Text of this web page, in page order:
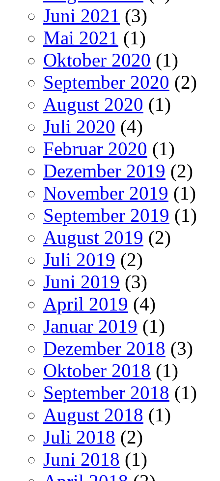
Juni 2021 (3)
Mai 2021 (1)
Oktober 2020 (1)
September 2020 (2)
August 2020 (1)
Juli 2020 (4)
Februar 2020 (1)
Dezember 2019 (2)
November 2019 (1)
September 2019 (1)
August 2019 (2)
Juli 2019 (2)
Juni 2019 (3)
April 2019 (4)
Januar 2019 (1)
Dezember 2018 (3)
Oktober 2018 (1)
September 2018 (1)
August 2018 (1)
Juli 2018 (2)
Juni 2018 (1)